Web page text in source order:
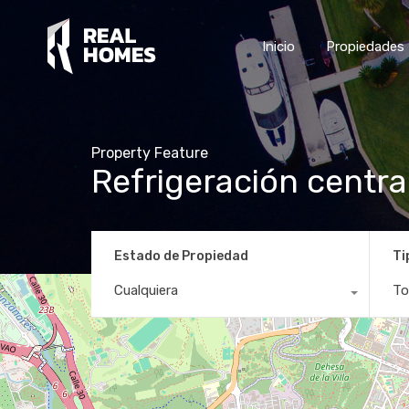
Inicio Propiedades
Property Feature
Refrigeración
Estado de Propiedad
Cualquiera